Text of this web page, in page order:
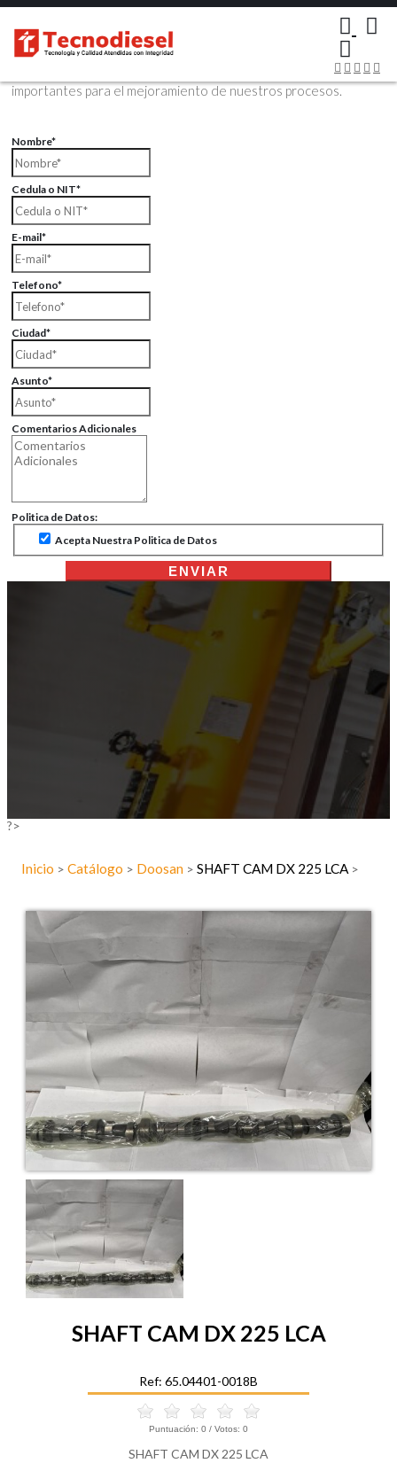
Contáctenos Vía Email
Envíenos sus datos con sus comentarios, sus opiniones son muy
importantes para el mejoramiento de nuestros procesos.
Nombre*
Cedula o NIT*
E-mail*
Telefono*
Ciudad*
Asunto*
Comentarios Adicionales
Politica de Datos:
Acepta Nuestra Politica de Datos
ENVIAR
?>
Inicio > Catálogo > Doosan > SHAFT CAM DX 225 LCA >
SHAFT CAM DX 225 LCA
Ref: 65.04401-0018B
Puntuación: 0 / Votos: 0
SHAFT CAM DX 225 LCA